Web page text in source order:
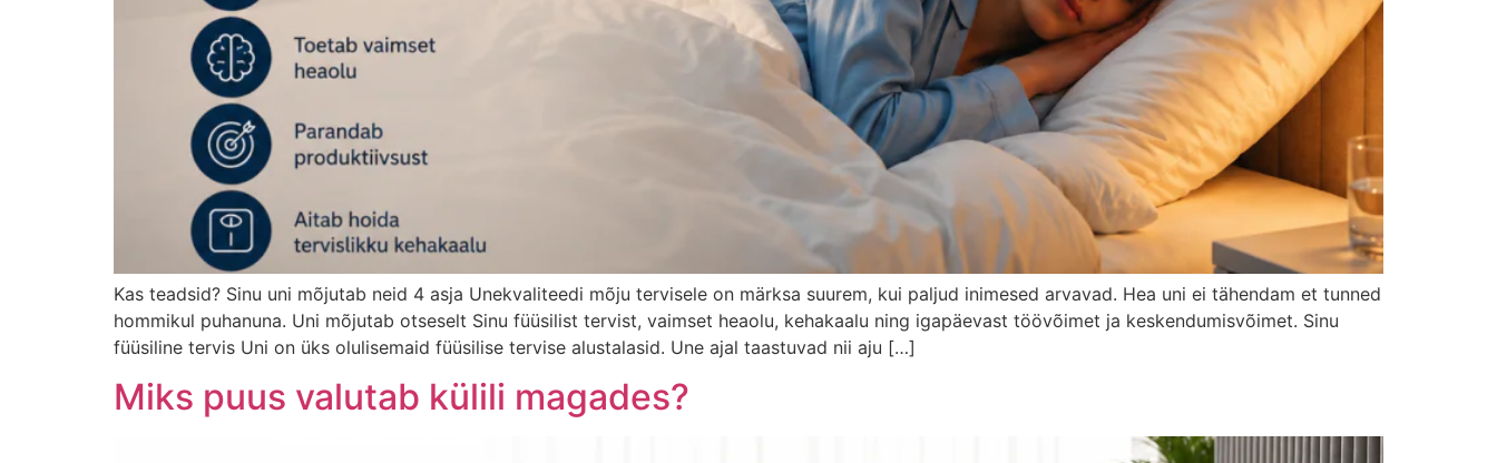
Kas teadsid? Sinu uni mõjutab neid 4 asja Unekvaliteedi mõju tervisele on märksa suurem, kui paljud inimesed arvavad. Hea uni ei tähendam et tunned
hommikul puhanuna. Uni mõjutab otseselt Sinu füüsilist tervist, vaimset heaolu, kehakaalu ning igapäevast töövõimet ja keskendumisvõimet. Sinu
füüsiline tervis Uni on üks olulisemaid füüsilise tervise alustalasid. Une ajal taastuvad nii aju […]
Miks puus valutab külili magades?